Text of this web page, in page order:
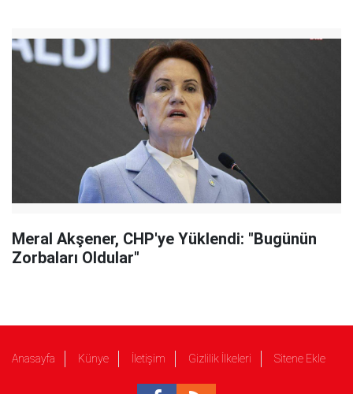
Meral Akşener, CHP'ye Yüklendi: "Bugünün
Zorbaları Oldular"
Anasayfa Künye İletişim Gizlilik İlkeleri Sitene Ekle